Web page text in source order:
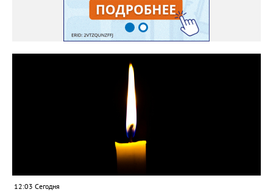
12:03 Сегодня